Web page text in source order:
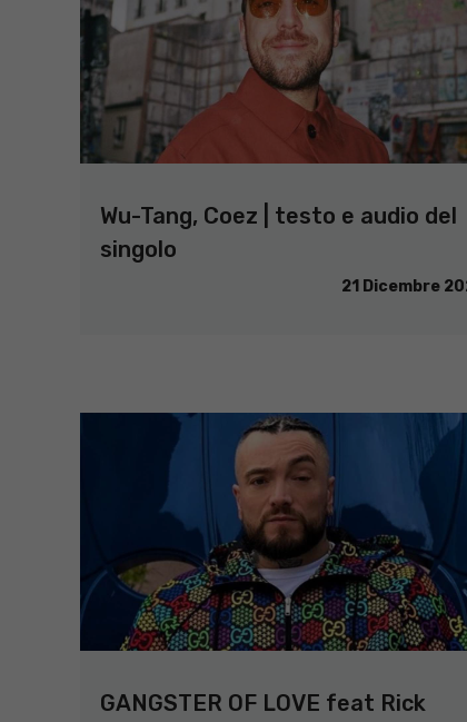
Wu-Tang, Coez | testo e audio del
singolo
21 Dicembre
GANGSTER OF LOVE feat Rick